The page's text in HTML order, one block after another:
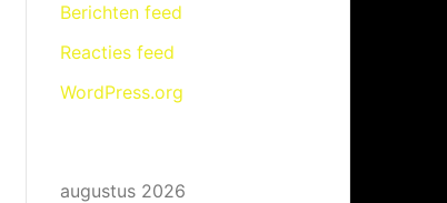
Berichten feed
Reacties feed
WordPress.org
augustus 2026